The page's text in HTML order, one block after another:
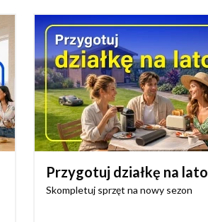
Przygotuj działkę na lato
Skompletuj sprzęt na nowy sezon